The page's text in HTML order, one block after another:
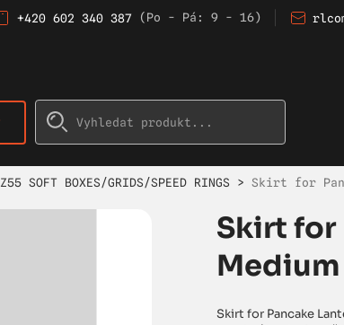
+420 602 340 387 (Po - Pá: 9 - 16)
Z55 SOFT BOXES/GRIDS/SPEED RINGS > Skirt for
Skirt for
Medium
Skirt for Pancake